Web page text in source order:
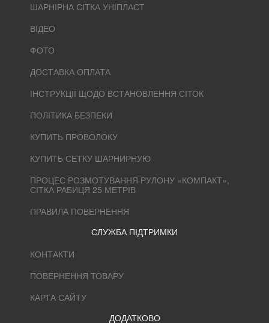
ШАРНІРНА СІТКА УНІПЛАСТ
ВІДЕО
ФОТО
ДОСТАВКА ОПЛАТА
ІНСТРУКЦІЇ ЩОДО ВСТАНОВЛЕННЯ СІТОК
ПОЛІТИКА БЕЗПЕКИ
КУПИТЬ ПРОВОЛОКУ
КУПИТЬ СЕТКУ ШАРНИРНУЮ
ПРОЦЕС РОЗМОТУВАННЯ РУЛОНУ «КОМПАКТ»,
СІТКА РАБИЦЯ 25 МЕТРІВ
ПРАВИЛА ПОВЕРНЕННЯ
СЛУЖБА ПІДТРИМКИ
КОНТАКТИ
ПОВЕРНЕННЯ ТОВАРУ
КАРТА САЙТУ
ДОДАТКОВО